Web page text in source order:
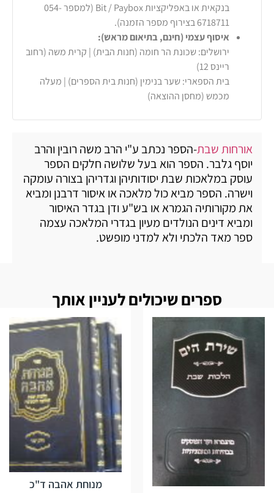
בנקאית או באפליקציות Bit / Paybox (למספר 054-
6718711 בצירוף מספר הזמנה).
איסוף עצמי (חינם, בתיאום מראש):
ירושלים: שכונת הר חומה (חנות הבית) | קרית משה (רחוב
ריינס 12)
בית הספארי: שער בנימין (חנות בית הספרים) | מעלה
מכמש (מחסן ההוצאה)
אורחות שבת-הספר נכתב ע"י הרב משה רובין והרב
יוסף גלבר. הספר הוא בעל שלושה חלקים הספר
עוסק במלאכות שבת יסודותיהן וגדריהן בצורה עומקה
וישרה. הספר מביא כול מלאכה או איסור דרבנן ומביא
את מקורותיה הגמרא או בש"ע ודן בגדר האיסור
ומביא דינים הנולדים מעיון בגדרי המלאכה עצמה
ספר מאד הלכתי ולא למדני מופשט.
ספרים שיכולים לעניין אותך
מנוחת אהבה ד"כ